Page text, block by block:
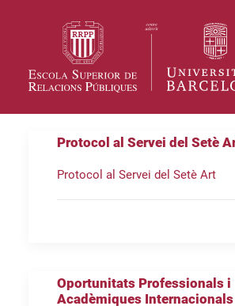
Protocol al Servei del Setè
Protocol al Servei del Setè Art
Oportunitats Professionals i
Acadèmiques Internacionals